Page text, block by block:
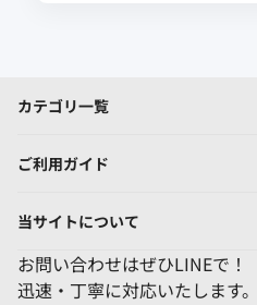
カテゴリ一覧
ご利用ガイド
当サイトについて
お問い合わせはぜひLINEで！
迅速・丁寧に対応いたします。